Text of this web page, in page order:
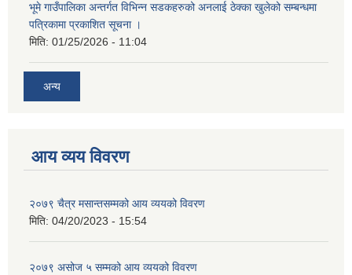
भूमे गाउँपालिका अन्तर्गत विभिन्न सडकहरुको अनलाई ठेक्का खुलेको सम्बन्धमा
पत्रिकामा प्रकाशित सूचना ।
मिति: 01/25/2026 - 11:04
अन्य
आय व्यय विवरण
२०७९ चैत्र मसान्तसम्मको आय व्ययको विवरण
मिति: 04/20/2023 - 15:54
२०७९ असोज ५ सम्मको आय व्ययको विवरण